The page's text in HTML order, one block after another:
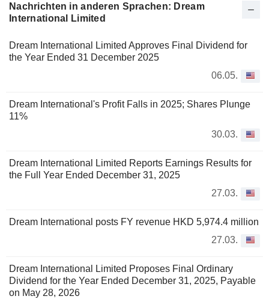
Nachrichten in anderen Sprachen: Dream
International Limited
Dream International Limited Approves Final Dividend for
the Year Ended 31 December 2025
06.05.
Dream International's Profit Falls in 2025; Shares Plunge
11%
30.03.
Dream International Limited Reports Earnings Results for
the Full Year Ended December 31, 2025
27.03.
Dream International posts FY revenue HKD 5,974.4 million
27.03.
Dream International Limited Proposes Final Ordinary
Dividend for the Year Ended December 31, 2025, Payable
on May 28, 2026